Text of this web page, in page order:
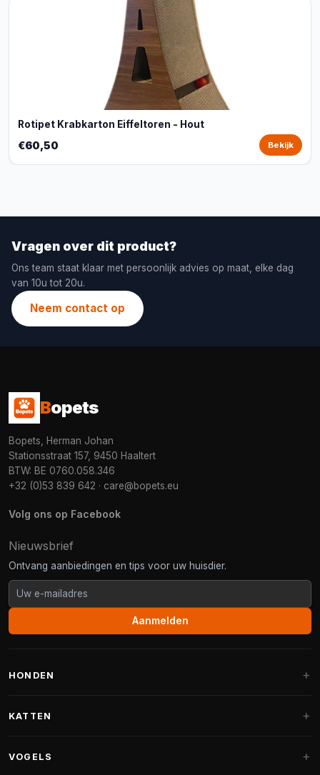
Rotipet Krabkarton Eiffeltoren - Hout
€60,50 Bekijk
Vragen over dit product?
Ons team staat klaar met persoonlijk advies op maat, elke dag
van 10u tot 20u.
Neem contact op
Bopets
Bopets, Herman Johan
Stationsstraat 157, 9450 Haaltert
BTW: BE 0760.058.346
+32 (0)53 839 642 · care@bopets.eu
Volg ons op Facebook
Nieuwsbrief
Ontvang aanbiedingen en tips voor uw huisdier.
Aanmelden
HONDEN
Fantail hondenmanden
KATTEN
VOGELS